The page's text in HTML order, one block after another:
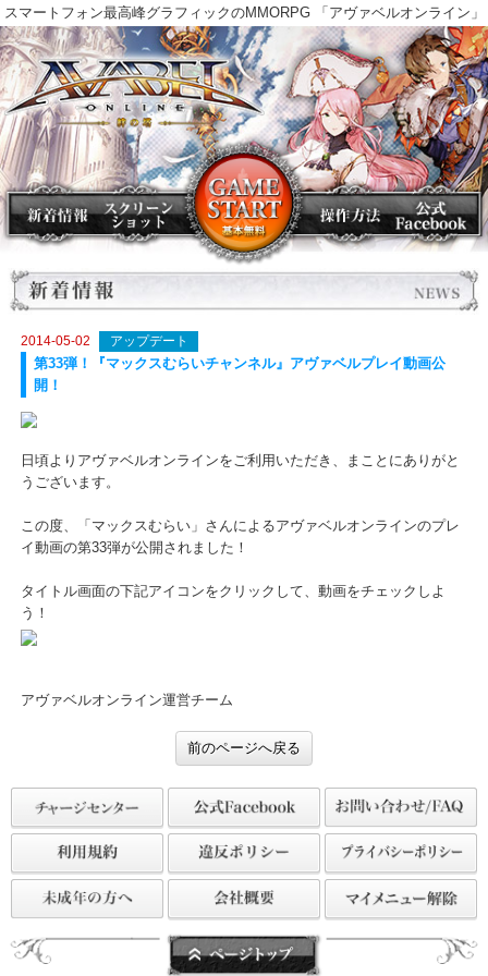
スマートフォン最高峰グラフィックのMMORPG 「アヴァベルオンラ
2014-05-02 アップデート
第33弾！『マックスむらいチャンネル』アヴァベルプレイ動画公
開！
日頃よりアヴァベルオンラインをご利用いただき、まことにありが
うございます。
イ動画の第33弾が公開されました！
タイトル画面の下記アイコンをクリックして、動画をチェックしよ
アヴァベルオンライン運営チーム
前のページへ戻る